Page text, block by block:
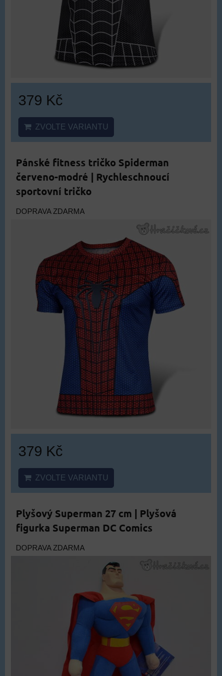
379 Kč
ZVOLTE VARIANTU
Pánské fitness tričko Spiderman
červeno-modré | Rychleschnoucí
sportovní tričko
DOPRAVA ZDARMA
379 Kč
ZVOLTE VARIANTU
Plyšový Superman 27 cm | Plyšová
figurka Superman DC Comics
DOPRAVA ZDARMA